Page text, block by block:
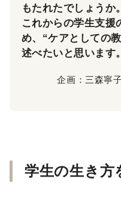
もたれたでしょうか
これからの学生支援
め、“ケアとしての
述べたいと思います。
企画：三森寧
学生の生き方